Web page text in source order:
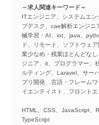
～求人関連キーワード～
ITエンジニア、システムエ
プデスク、cae解析エンジニ
械学習・AI、iot、java、
ド、リモート、ソフトウェ
業少なめ・残業ほとんどな
ジニア、it、プログラマー、
ルティング、Laravel、サー
プリ開発、言語・フレーム
イエンティスト、フロント
HTML、CSS、JavaScript、
TypeScript